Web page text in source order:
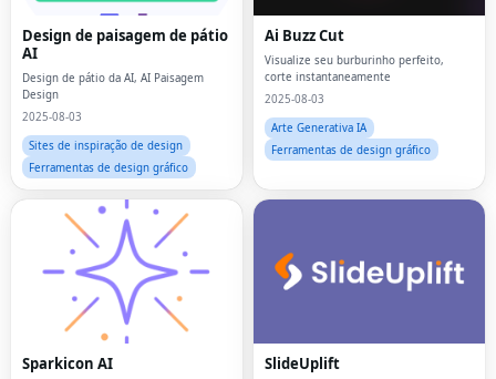
Design de paisagem de pátio
AI
Design de pátio da AI, AI Paisagem
Design
2025-08-03
Sites de inspiração de design
Ferramentas de design gráfico
Ai Buzz Cut
Visualize seu burburinho perfeito,
corte instantaneamente
2025-08-03
Arte Generativa IA
Ferramentas de design gráfico
Sparkicon AI SlideUplift